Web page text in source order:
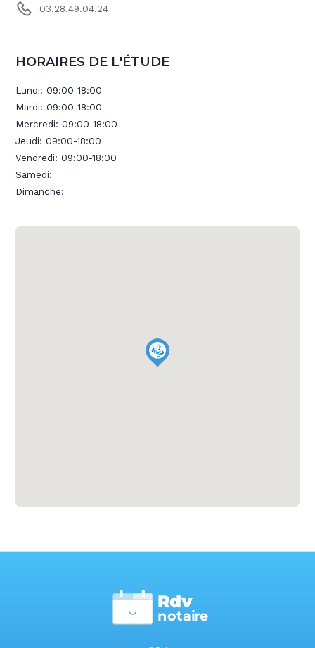
03.28.49.04.24
HORAIRES DE L'ÉTUDE
Lundi:09:00-18:00
Mardi:09:00-18:00
Mercredi:09:00-18:00
Jeudi:09:00-18:00
Vendredi:09:00-18:00
Samedi:
Dimanche:
notaire
Rdv